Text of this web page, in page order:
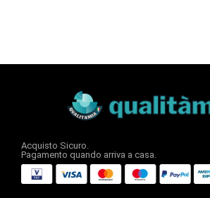
Acquisto Sicuro.
Pagamento quando arriva a casa.